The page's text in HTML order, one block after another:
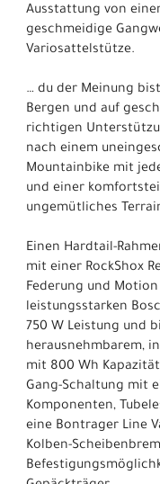
Ausstattung von
geschmeidige
Variosattelstütze.
… du der Meinung
Bergen und auf
richtigen
nach einem
Mountainbike mit
und einer
ungemütliches
Einen Hardtail-
mit einer RockShox
Federung und
leistungsstarken
750 W Leistung und
herausnehmbarem,
mit 800 Wh
Gang-Schaltung mit
Komponenten,
eine Bontrager Line
Kolben-